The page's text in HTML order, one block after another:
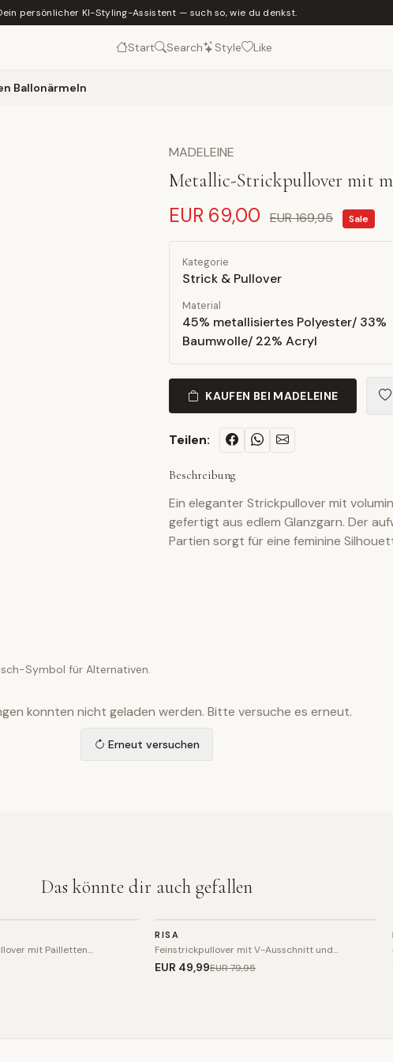
persönlicher KI-Styling-Assistent — such so, wie du denkst.
Start Search Style Like
Ballonärmeln
MADELEINE
Metallic-Strickpullover mit
EUR 69,00 EUR 169,95 Sale
Kategorie
Strick & Pullover
Material
45% metallisiertes Polyester/ 33%
Baumwolle/ 22% Acryl
KAUFEN BEI MADELEINE
Teilen:
Beschreibung
Ein eleganter Strickpullover mit
gefertigt aus edlem Glanzgarn. Der
Partien sorgt für eine feminine
Symbol für Alternativen.
konnten nicht geladen werden. Bitte versuche es erneut.
Erneut versuchen
Das könnte dir auch gefallen
mit Pailletten…
SALE
STRICK
RISA
Feinstrickpullover mit V-Ausschnitt und…
EUR 49,99EUR 79,95